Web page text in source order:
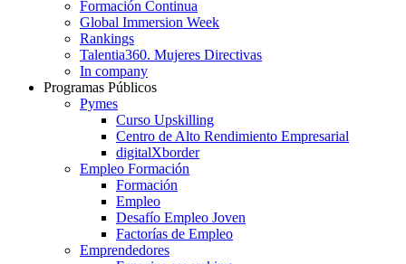
Formación Continua
Global Immersion Week
Rankings
Talentia360. Mujeres Directivas
In company
Programas Públicos
Pymes
Curso Upskilling
Centro de Alto Rendimiento Empresarial
digitalXborder
Empleo Formación
Formación
Empleo
Desafío Empleo Joven
Factorías de Empleo
Emprendedores